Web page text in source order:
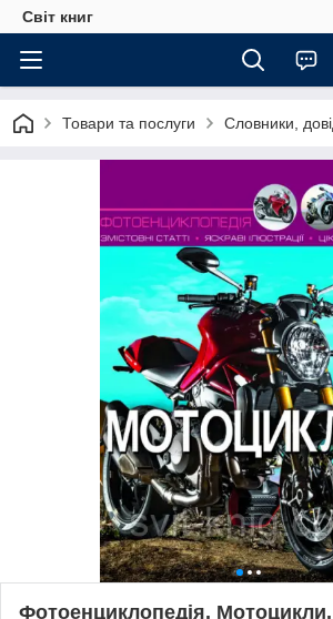
Світ книг
Товари та послуги Словники,
Фотоенциклопедія.